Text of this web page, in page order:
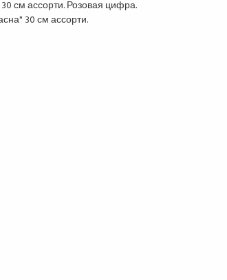
см ассорти. Розовая цифра.
30 см ассорти.